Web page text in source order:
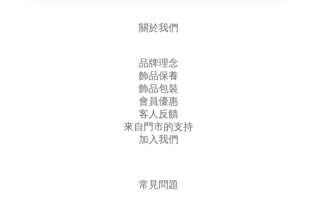
關於我們
品牌理念
飾品保養
飾品包裝
會員優惠
客人反饋
來自門市的支持
加入我們
常見問題